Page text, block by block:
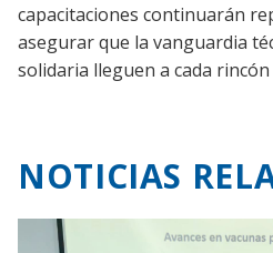
capacitaciones continuarán
asegurar que la vanguardia
solidaria lleguen a cada
NOTICIAS